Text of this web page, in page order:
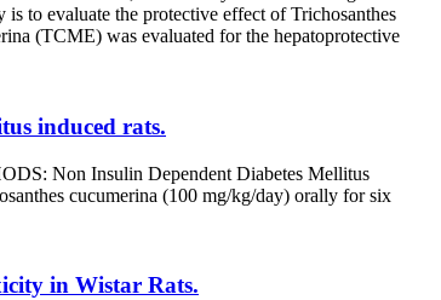
to evaluate the protective effect of Trichosanthes
(TCME) was evaluated for the hepatoprotective
induced rats.
Non Insulin Dependent Diabetes Mellitus
cucumerina (100 mg/kg/day) orally for six
in Wistar Rats.